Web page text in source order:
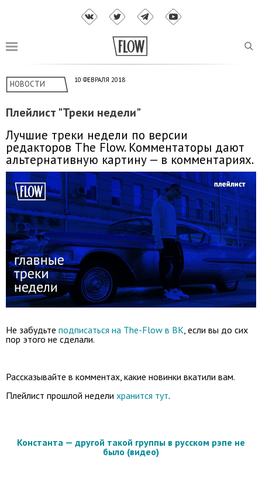
НОВОСТИ 10 ФЕВРАЛЯ 2018
Плейлист "Треки недели"
Лучшие треки недели по версии
редакторов The Flow. Комментаторы дают
альтернативную картину — в комментариях.
Не забудьте подписаться на The-Flow в ВК , если вы до сих
пор этого не сделали.
Рассказывайте в комментах, какие новинки вкатили вам.
Плейлист прошлой недели хранится тут.
Константа — другой такой группы в русском рэпе не
было (видео)